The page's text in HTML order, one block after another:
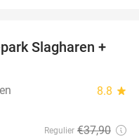
41%
Slagharen +
8.8 star
Regulier €37,90